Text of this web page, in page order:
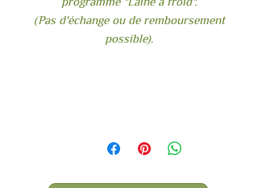
(Pas d'échange ou de remboursement
possible).
Laine provenant de Carmel /
Couleurs : Chocolat / Caramel